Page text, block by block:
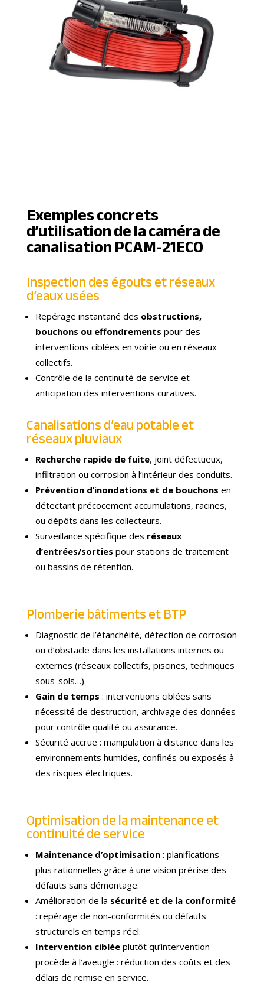
Exemples concrets
d’utilisation de la caméra de
canalisation PCAM-21ECO
Inspection des égouts et réseaux
d’eaux usées
Repérage instantané des obstructions,
bouchons ou effondrements pour des
interventions ciblées en voirie ou en réseaux
collectifs.
Contrôle de la continuité de service et
anticipation des interventions curatives.
Canalisations d’eau potable et
réseaux pluviaux
Recherche rapide de fuite, joint défectueux,
infiltration ou corrosion à l’intérieur des conduits.
Prévention d’inondations et de bouchons en
détectant précocement accumulations, racines,
ou dépôts dans les collecteurs.
Surveillance spécifique des réseaux
d’entrées/sorties pour stations de traitement
ou bassins de rétention.
Plomberie bâtiments et BTP
Diagnostic de l’étanchéité, détection de corrosion
ou d’obstacle dans les installations internes ou
externes (réseaux collectifs, piscines, techniques
sous-sols…).
Gain de temps : interventions ciblées sans
nécessité de destruction, archivage des données
pour contrôle qualité ou assurance.
Sécurité accrue : manipulation à distance dans les
environnements humides, confinés ou exposés à
des risques électriques.
Optimisation de la maintenance et
continuité de service
Maintenance d’optimisation : planifications
plus rationnelles grâce à une vision précise des
défauts sans démontage.
Amélioration de la sécurité et de la conformité
: repérage de non-conformités ou défauts
structurels en temps réel.
Intervention cibléeplutôt qu’intervention
procède à l’aveugle : réduction des coûts et des
délais de remise en service.